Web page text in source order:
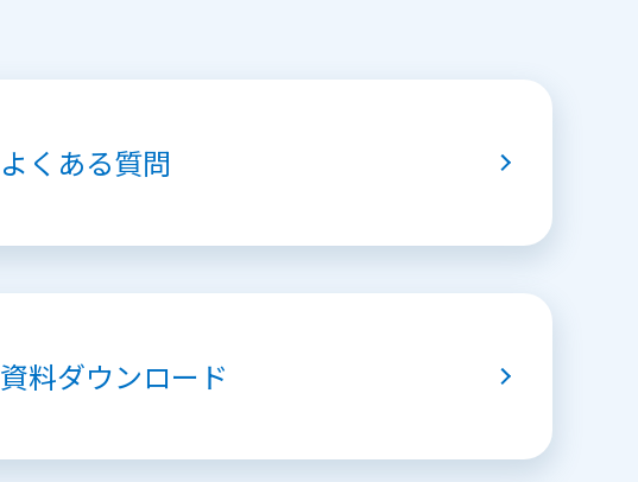
よくある質問
資料ダウンロード